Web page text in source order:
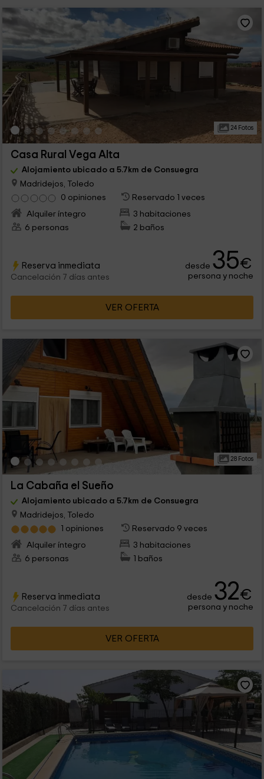
24 Fotos
Casa Rural Vega Alta
Alojamiento ubicado a 5.7km de Consuegra
Madridejos, Toledo
0 opiniones
Reservado 1 veces
Alquiler íntegro
3 habitaciones
6 personas
2 baños
Reserva inmediata
Cancelación 7 días antes
desde 35€
persona y noche
VER OFERTA
28 Fotos
La Cabaña el Sueño
Alojamiento ubicado a 5.7km de Consuegra
Madridejos, Toledo
1 opiniones
Reservado 9 veces
Alquiler íntegro
3 habitaciones
6 personas
1 baños
Reserva inmediata
Cancelación 7 días antes
desde 32€
persona y noche
VER OFERTA